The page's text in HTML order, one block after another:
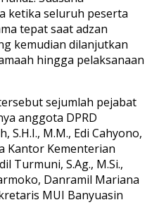
ketika seluruh peserta
tepat saat adzan
kemudian dilanjutkan
hingga pelaksanaan
sejumlah pejabat
anggota DPRD
S.H.I., M.M., Edi Cahyono,
Kantor Kementerian
Turmuni, S.Ag., M.Si.,
Danramil Mariana
MUI Banyuasin